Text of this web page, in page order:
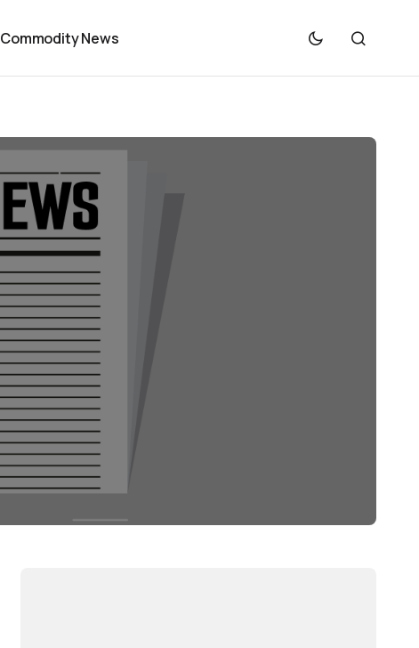
Commodity News